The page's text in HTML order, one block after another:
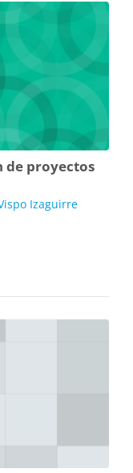
de proyectos
Izaguirre